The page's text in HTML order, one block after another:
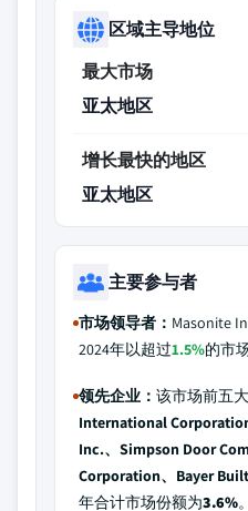
区域主导地位
最大市场
亚太地区
增长最快的地区
亚太地区
主要参与者
市场领导者： Masonite
2024年以超过1.5%的市
领先企业： 该市场前五
International
Inc.、Simpson Door
Corporation、Bayer
年合计市场份额为3.6%。